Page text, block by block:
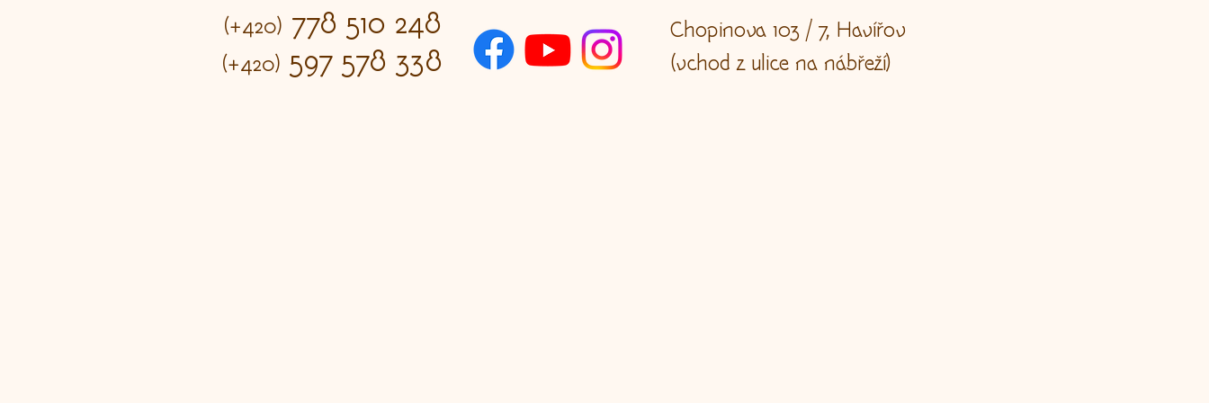
(+420) 778 510 248
(+420) 597 578 338
​​Chopinova 103 / 7, Havířov
(vchod z ulice na nábřeží)